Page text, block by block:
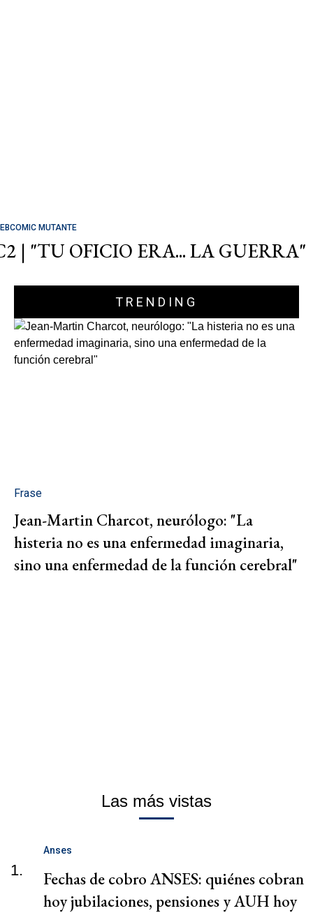
MUTANTE
| "TU OFICIO ERA... LA GUERRA"
TRENDING
Frase
Jean-Martin Charcot, neurólogo: "La
histeria no es una enfermedad imaginaria,
sino una enfermedad de la función cerebral"
Las más vistas
1.
Anses
Fechas de cobro ANSES: quiénes cobran
hoy jubilaciones, pensiones y AUH hoy